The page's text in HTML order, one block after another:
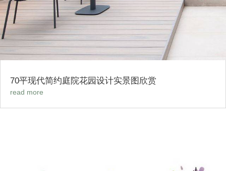
70平现代简约庭院花园设计实景图欣赏
read more